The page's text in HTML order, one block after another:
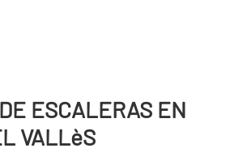
ESCALERAS EN
VALLèS